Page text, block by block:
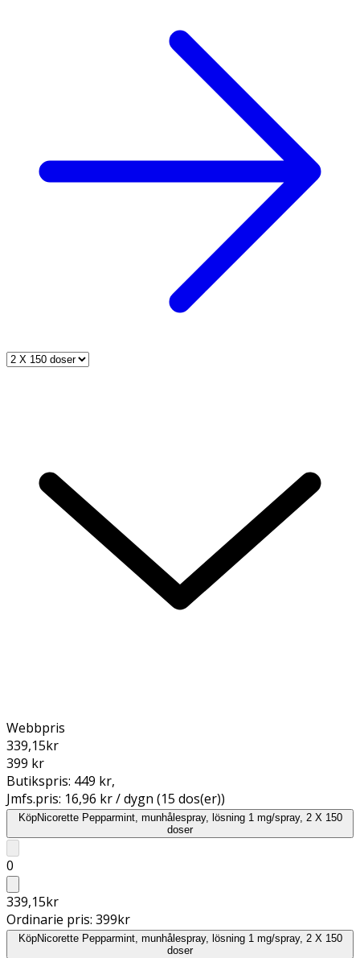
Webbpris
339,15kr
399 kr
Butikspris: 449 kr,
Jmfs.pris: 16,96 kr / dygn (15 dos(er))
KöpNicorette Pepparmint, munhålespray, lösning 1 mg/spray, 2 X 150
doser
0
339,15kr
Ordinarie pris: 399kr
KöpNicorette Pepparmint, munhålespray, lösning 1 mg/spray, 2 X 150
doser